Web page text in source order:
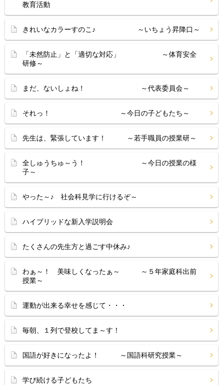
教育活動
きれいなカラーすのこ♪ ～いちょう昇降口～
「未然防止」と「適切な対応」 ～体育安全
研修～
まだ、ないしょね！ ～代表委員会～
それっ！ ～今日の子どもたち～
先生は、緊張しています！ ～若手職員の授業研～
全しゅうちゅ～う！ ～今日の授業の様
子～
やった～♪ 社会科見学に行けるぞ～
ハイブリッドな新入学説明会
たくさんの先生方と過ごす中休み♪
わぁ～！ 美味しくなったぁ～ ～５年家庭科出前
授業～
運動が出来る幸せを感じて・・・
毎朝、１列で登校してま～す！
国語が好きになったよ！ ～国語科研究授業～
学び続ける子どもたち